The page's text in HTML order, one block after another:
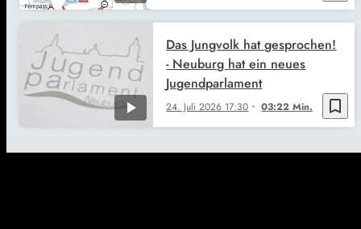
bookmark_border
24. Juli 2026 17:30 03:22 Min.
Das Jungvolk hat gesprochen!
- Neuburg hat ein neues
Jugendparlament